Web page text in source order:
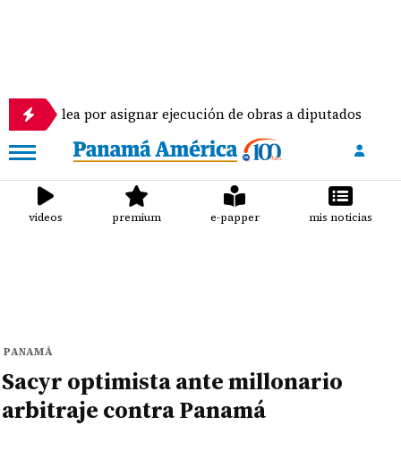
por asignar ejecución de obras a diputados
videos premium e-papper mis noticias
PANAMÁ
Sacyr optimista ante millonario
arbitraje contra Panamá